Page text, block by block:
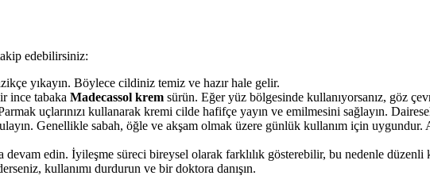
edebilirsiniz:
yıkayın. Böylece cildiniz temiz ve hazır hale gelir.
ince tabaka Madecassol krem sürün. Eğer yüz bölgesinde kullanıyorsanız, göz
uçlarınızı kullanarak kremi cilde hafifçe yayın ve emilmesini sağlayın.
Genellikle sabah, öğle ve akşam olmak üzere günlük kullanım için
edin. İyileşme süreci bireysel olarak farklılık gösterebilir, bu nedenle
kullanımı durdurun ve bir doktora danışın.